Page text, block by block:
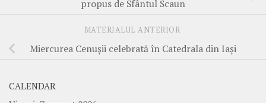
propus de Sfântul Scaun
MATERIALUL ANTERIOR
Miercurea Cenușii celebrată în Catedrala din Iași
CALENDAR